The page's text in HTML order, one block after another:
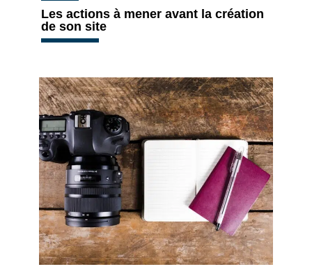
Les actions à mener avant la création
de son site